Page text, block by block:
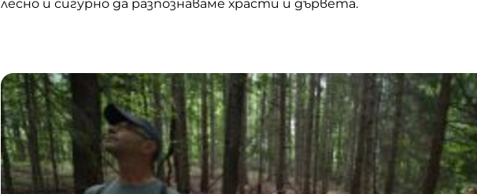
лесно и сигурно да разпознаваме храсти и дървета.